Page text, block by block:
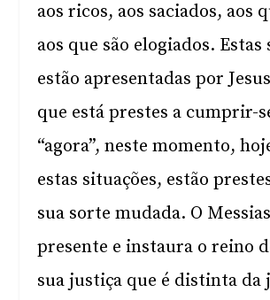
aos ricos, aos saciados, aos
aos que são elogiados. Estas
estão apresentadas por
que está prestes a cumprir-
“agora”, neste momento,
estas situações, estão
sua sorte mudada. O
presente e instaura o reino
sua justiça que é distinta da